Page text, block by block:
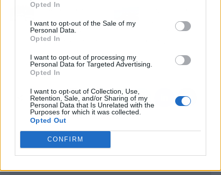
Opted In
I want to opt-out of the Sale of my
Personal Data.
Opted In
I want to opt-out of processing my
Personal Data for Targeted Advertising.
Opted In
I want to opt-out of Collection, Use,
Retention, Sale, and/or Sharing of my
Personal Data that Is Unrelated with the
Purposes for which it was collected.
Opted Out
CONFIRM
fraude en las
universidades y
profesores y directores
urgente de la ley
migrantes en España
finaliza el 30 de junio: